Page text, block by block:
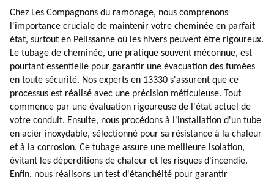
Chez Les Compagnons du ramonage, nous comprenons
l'importance cruciale de maintenir votre cheminée en parfait
état, surtout en Pelissanne où les hivers peuvent être rigoureux.
Le tubage de cheminée, une pratique souvent méconnue, est
pourtant essentielle pour garantir une évacuation des fumées
en toute sécurité. Nos experts en 13330 s'assurent que ce
processus est réalisé avec une précision méticuleuse. Tout
commence par une évaluation rigoureuse de l'état actuel de
votre conduit. Ensuite, nous procédons à l'installation d'un tube
en acier inoxydable, sélectionné pour sa résistance à la chaleur
et à la corrosion. Ce tubage assure une meilleure isolation,
évitant les déperditions de chaleur et les risques d'incendie.
Enfin, nous réalisons un test d'étanchéité pour garantir